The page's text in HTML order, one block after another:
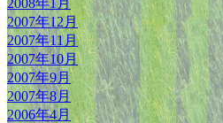
2007年12月
2007年11月
2007年10月
2007年9月
2007年8月
2006年4月